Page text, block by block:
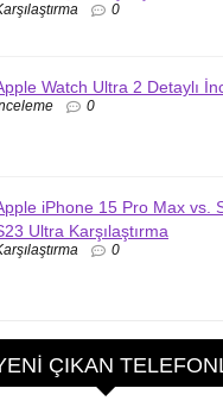
0
Watch Ultra 2 Detaylı
0
iPhone 15 Pro Max vs.
Ultra Karşılaştırma
0
ÇIKAN